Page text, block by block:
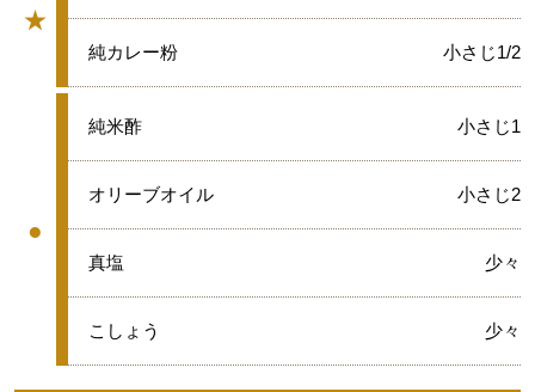
★
グループ
★
純カレー粉 小さじ1/2
●
グループ
●
純米酢 小さじ1
●
オリーブオイル 小さじ2
●
真塩 少々
●
こしょう 少々